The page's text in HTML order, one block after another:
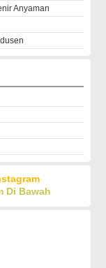
Anyaman
Di Bawah